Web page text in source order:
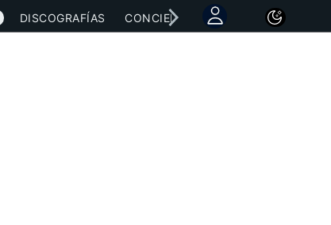
DISCOGRAFÍAS CONCIERTOS LETRAS